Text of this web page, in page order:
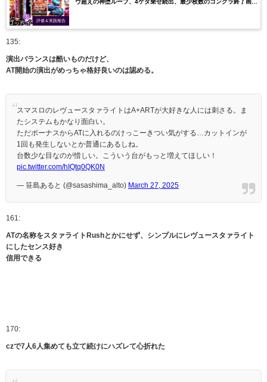
評価＆実践報告
ヴ超えの神堕ループ、4ケタ乗せ続出、最少枚数のコングラ終了画面
135:
演出バランスは酷いものだけど、
AT開始の演出がめっちゃ格好良いのは認める。
スマスロのレヴュースタァライトはA+ARTが大好きな人には刺さる。ま
たシステムもかなり面白い。
ただボーナスからATに入れるのけっこーきつい気がする…カットインが
1回も発生しないとか普通にあるしね。
台数少な目なのが惜しい。こういう台がもっと増えてほしい！
pic.twitter.com/hIQtq0QK0N
— 笹島あると (@sasashima_alto) March 27, 2025
161:
ATの名称をスタァライトRushとかにせず、シンプルにレヴュースタァライト
にしたセンス好き
信用できる
170:
czで7人6人集めても立て続けにハズレて心折れた